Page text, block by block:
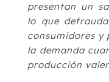
presentan un
lo que
consumidores y
la demanda
producción